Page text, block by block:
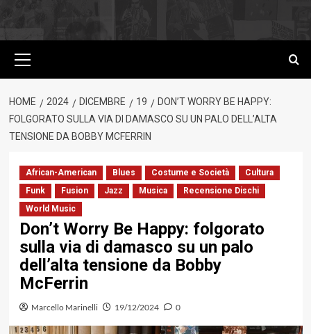
principale
HOME 2024 DICEMBRE 19
DON’T WORRY BE HAPPY:
FOLGORATO SULLA VIA DI DAMASCO SU UN PALO DELL’ALTA
TENSIONE DA BOBBY MCFERRIN
African-American Blues Costume e Società
Cultura
Funk
Fusion Jazz Musica
Recensione Dischi
World Music
Don’t Worry Be Happy: folgorato
sulla via di damasco su un palo
dell’alta tensione da Bobby
McFerrin
Marcello Marinelli 19/12/2024 0